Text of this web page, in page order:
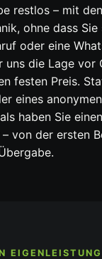
restlos – mit
ohne dass
oder eine
uns die Lage vor
festen Preis.
eines anonymen
haben Sie
von der ersten
EIGENLEISTUNG